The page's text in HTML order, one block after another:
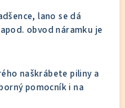
lano se dá
obvod náramku je
naškrábete piliny a
pomocník i na